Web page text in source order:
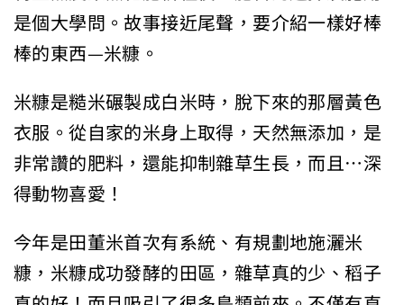
是個大學問。故事接近尾聲，要介紹一樣好棒
棒的東西—米糠。
米糠是糙米碾製成白米時，脫下來的那層黃色
衣服。從自家的米身上取得，天然無添加，是
非常讚的肥料，還能抑制雜草生長，而且…深
得動物喜愛！
今年是田董米首次有系統、有規劃地施灑米
糠，米糠成功發酵的田區，雜草真的少、稻子